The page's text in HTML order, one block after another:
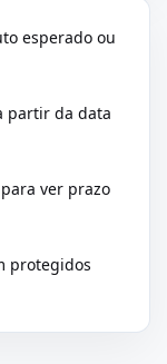
esperado ou
partir da data
ver prazo
protegidos